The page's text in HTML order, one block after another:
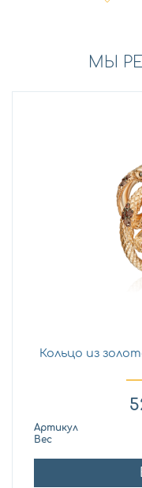
МЫ
Кольцо из
Артикул
Вес